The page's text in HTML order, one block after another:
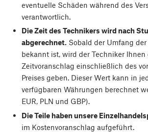
eventuelle Schäden während des
verantwortlich.
Die Zeit des Technikers wird nach
abgerechnet.Sobald der Umfang der
bekannt ist, wird der Techniker Ihnen
Zeitvoranschlag einschließlich des
Preises geben. Dieser Wert kann in
verfügbaren Währungen berechnet
EUR, PLN und GBP).
Die Teile haben unsere
im Kostenvoranschlag aufgeführt.